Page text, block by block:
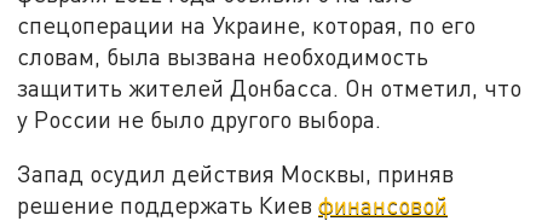
спецоперации на Украине, которая, по его
словам, была вызвана необходимость
защитить жителей Донбасса. Он отметил, что
у России не было другого выбора.
Запад осудил действия Москвы, приняв
решение поддержать Киевфинансовой